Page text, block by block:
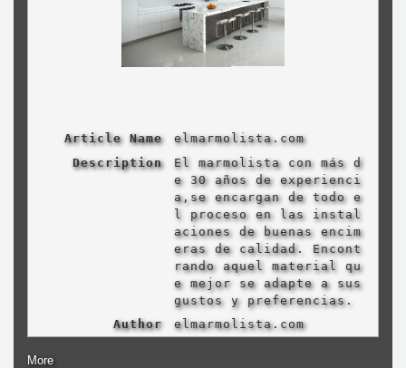
Article Name
elmarmolista.com
Description
El marmolista con más d
e 30 años de experienci
a,se encargan de todo e
l proceso en las instal
aciones de buenas encim
eras de calidad. Encont
rando aquel material qu
e mejor se adapte a sus
gustos y preferencias.
Author
elmarmolista.com
More